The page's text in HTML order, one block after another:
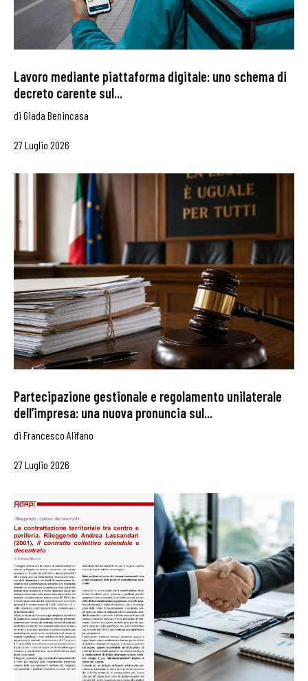
Lavoro mediante piattaforma digitale: uno schema di
decreto carente sul...
di Giada Benincasa
27 Luglio 2026
Partecipazione gestionale e regolamento unilaterale
dell’impresa: una nuova pronuncia sul...
di Francesco Alifano
27 Luglio 2026